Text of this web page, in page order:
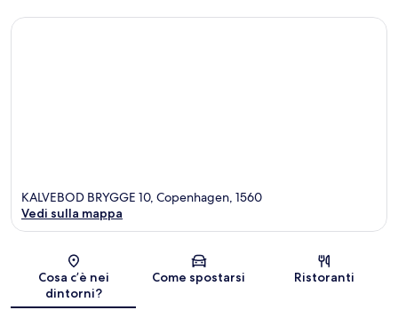
Mappa
KALVEBOD BRYGGE 10, Copenhagen, 1560
Vedi sulla mappa
Cosa c’è nei
dintorni?
Come spostarsi Ristoranti